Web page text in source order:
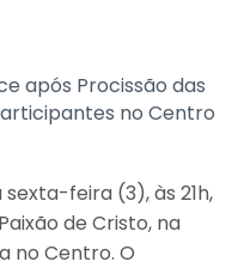
após Procissão das
no Centro
feira (3), às 21h,
de Cristo, na
no Centro. O